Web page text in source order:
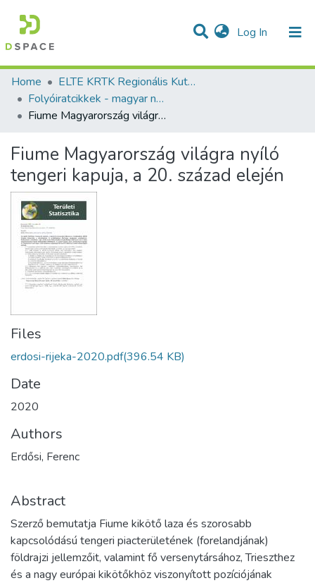
Log In (current)
Communities & Collections
Statistics
All of DSpace
Home
ELTE KRTK Regionális Kutatások Intézete
Folyóiratcikkek - magyar nyelvű (RKI)
Fiume Magyarország világra nyíló tengeri kapuja, a 20. század elején
Fiume Magyarország világra nyíló
tengeri kapuja, a 20. század elején
Files
erdosi-rijeka-2020.pdf(396.54 KB)
Date
2020
Authors
Erdősi, Ferenc
Abstract
Szerző bemutatja Fiume kikötő laza és szorosabb
kapcsolódású tengeri piacterületének (forelandjának)
földrajzi jellemzőit, valamint fő versenytársához, Trieszthez
és a nagy európai kikötőkhöz viszonyított pozíciójának